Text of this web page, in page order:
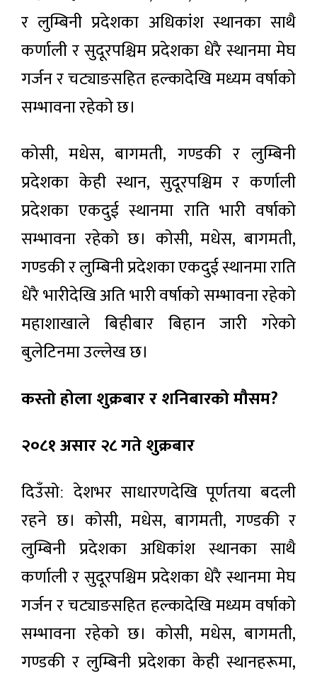
र लुम्बिनी प्रदेशका अधिकांश स्थानका साथै
कर्णाली र सुदूरपश्चिम प्रदेशका धेरै स्थानमा मेघ
गर्जन र चट्याङसहित हल्कादेखि मध्यम वर्षाको
सम्भावना रहेको छ।
कोसी, मधेस, बागमती, गण्डकी र लुम्बिनी
प्रदेशका केही स्थान, सुदूरपश्चिम र कर्णाली
प्रदेशका एकदुई स्थानमा राति भारी वर्षाको
सम्भावना रहेको छ। कोसी, मधेस, बागमती,
गण्डकी र लुम्बिनी प्रदेशका एकदुई स्थानमा राति
धेरै भारीदेखि अति भारी वर्षाको सम्भावना रहेको
महाशाखाले बिहीबार बिहान जारी गरेको
बुलेटिनमा उल्लेख छ।
कस्तो होला शुक्रबार र शनिबारको मौसम?
२०८१ असार २८ गते शुक्रबार
दिउँसोː देशभर साधारणदेखि पूर्णतया बदली
रहने छ। कोसी, मधेस, बागमती, गण्डकी र
लुम्बिनी प्रदेशका अधिकांश स्थानका साथै
कर्णाली र सुदूरपश्चिम प्रदेशका धेरै स्थानमा मेघ
गर्जन र चट्याङसहित हल्कादेखि मध्यम वर्षाको
सम्भावना रहेको छ। कोसी, मधेस, बागमती,
गण्डकी र लुम्बिनी प्रदेशका केही स्थानहरूमा,